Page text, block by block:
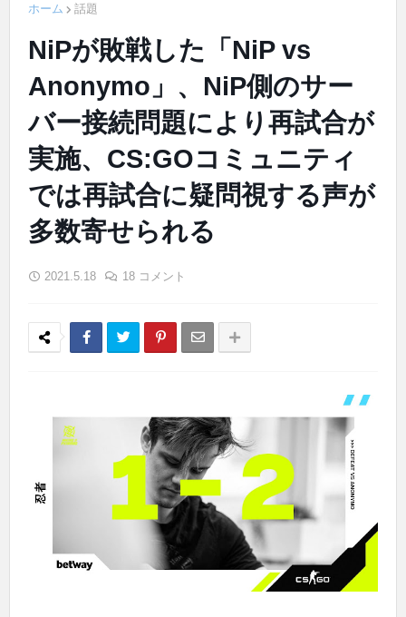
ホーム 話題
NiPが敗戦した「NiP vs
Anonymo」、NiP側のサー
バー接続問題により再試合が
実施、CS:GOコミュニティ
では再試合に疑問視する声が
多数寄せられる
2021.5.18 18 コメント